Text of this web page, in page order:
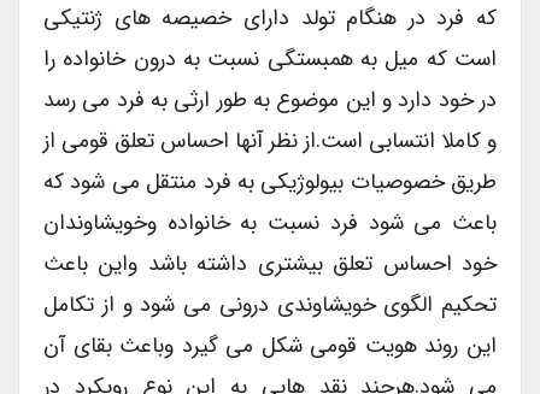
که فرد در هنگام تولد دارای خصیصه های ژنتیکی
است که میل به همبستگی نسبت به درون خانواده را
در خود دارد و این موضوع به طور ارثی به فرد می رسد
و کاملا انتسابی است.از نظر آنها احساس تعلق قومی از
طریق خصوصیات بیولوژیکی به فرد منتقل می شود که
باعث می شود فرد نسبت به خانواده وخویشاوندان
خود احساس تعلق بیشتری داشته باشد واین باعث
تحکیم الگوی خویشاوندی درونی می شود و از تکامل
این روند هویت قومی شکل می گیرد وباعث بقای آن
می شود.هرچند نقد هایی به این نوع رویکرد در